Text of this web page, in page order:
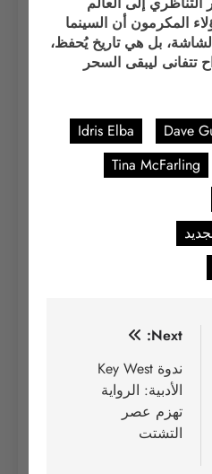
المكرمون أن السينما
بل هي تاريخ يُحفظ،
تتفانى ليبقى السحر
Dave
Idris Elba
Tina McFarling
Next:
ندوة Key West
الأدبية: الرواية
تهزم عصر
التشتت